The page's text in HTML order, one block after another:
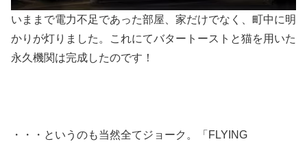
いままで電力不足であった部屋、家だけでなく、町中に明
かりが灯りました。これにてバタートーストと猫を用いた
永久機関は完成したのです！
・・・というのも当然全てジョーク。「FLYING